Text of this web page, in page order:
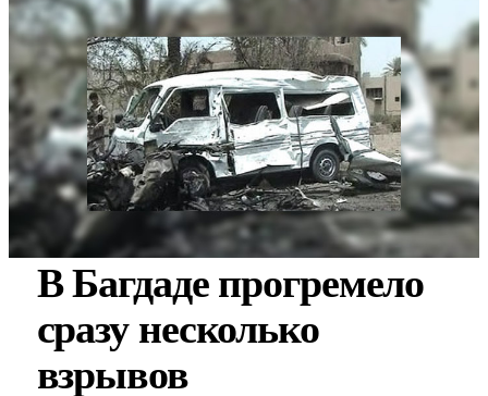
В Багдаде прогремело
сразу несколько
взрывов